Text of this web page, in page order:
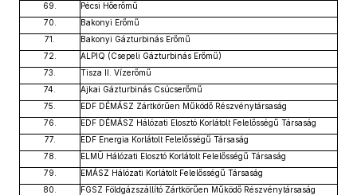
69.
Pécsi Hőerőmű
70.
Bakonyi Erőmű
71.
Bakonyi Gázturbinás Erőmű
72.
ALPIQ (Csepeli Gázturbinás Erőmű)
73.
Tisza II. Vízerőmű
74.
Ajkai Gázturbinás Csúcserőmű
75.
EDF DÉMÁSZ Zártkörűen Működő Részvénytársaság
76.
EDF DÉMÁSZ Hálózati Elosztó Korlátolt Felelősségű Társaság
77.
EDF Energia Korlátolt Felelősségű Társaság
78.
ELMŰ Hálózati Elosztó Korlátolt Felelősségű Társaság
79.
EMÁSZ Hálózati Korlátolt Felelősségű Társaság
80.
FGSZ Földgázszállító Zártkörűen Működő Részvénytársaság